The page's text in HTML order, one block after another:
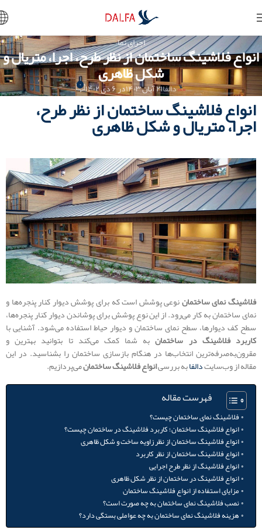
اجرای نما
انواع فلاشینگ ساختمان از نظر طرح، اجرا، متریال و
شکل ظاهری
دالفا۲۱ آبان ۱۴۰۳ در ۶ دی ۱۴۰۲ ۰
انواع فلاشینگ ساختمان از نظر طرح،
اجرا، متریال و شکل ظاهری
فلاشینگ نمای ساختماننوعی پوشش است که برای پوشش دیوار کنار پنجره‌ها و
نمای ساختمان به کار می‌رود. از این نوع پوشش برای پوشاندن دیوار کنار پنجره‌ها،
سطح کف دیوارها، سطح نمای ساختمان و دیوار حیاط استفاده می‌شود. آشنایی با
کاربرد فلاشینگ در ساختمانبه شما کمک می‌کند تا بتوانید بهترین و
مقرون‌به‌صرفه‌ترین انتخاب‌ها در هنگام بازسازی ساختمان را بشناسید. در این
مقاله از وب‌سایتدالفابه بررسیانواع فلاشینگ ساختمانمی‌پردازیم.
فهرست مقاله
فلاشینگ نمای ساختمان چیست؟
انواع فلاشینگ ساختمان؛ کاربرد فلاشینگ در ساختمان چیست؟
انواع فلاشینگ ساختمان از نظر زاویه ساخت و شکل ظاهری
انواع فلاشینگ ساختمان از نظر کاربرد
انواع فلاشینگ از نظر طرح اجرایی
انواع فلاشینگ در ساختمان از نظر شکل ظاهری
مزایای استفاده از انواع فلاشینگ ساختمان
نصب فلاشینگ نمای ساختمان به چه صورت است؟
هزینه فلاشینگ نمای ساختمان به چه عواملی بستگی دارد؟